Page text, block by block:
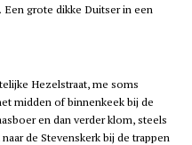
grote dikke Duitser in een
Hezelstraat, me soms
midden of binnenkeek bij de
en dan verder klom, steels
de Stevenskerk bij de trappen